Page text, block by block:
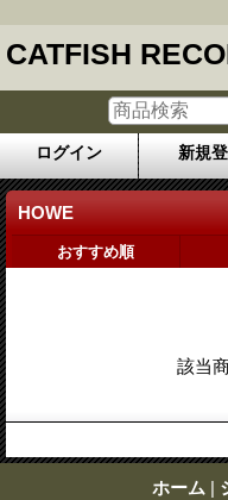
CATFISH
ログイン 新規
HOWE
おすすめ順
該当
ホーム |